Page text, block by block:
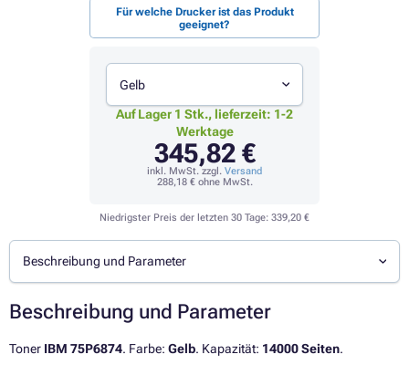
Für welche Drucker ist das Produkt
geeignet?
Gelb
Auf Lager 1 Stk., lieferzeit: 1-2
Werktage
345,82 €
inkl. MwSt. zzgl. Versand
288,18 €ohne MwSt.
Niedrigster Preis der letzten 30 Tage: 339,20 €
Beschreibung und Parameter
Beschreibung und Parameter
Toner IBM 75P6874. Farbe: Gelb. Kapazität: 14000 Seiten.